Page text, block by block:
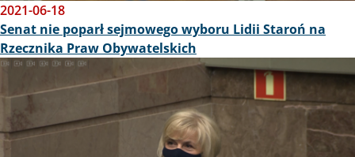
2021-06-18
Senat nie poparł sejmowego wyboru Lidii Staroń na
Rzecznika Praw Obywatelskich
Obraz